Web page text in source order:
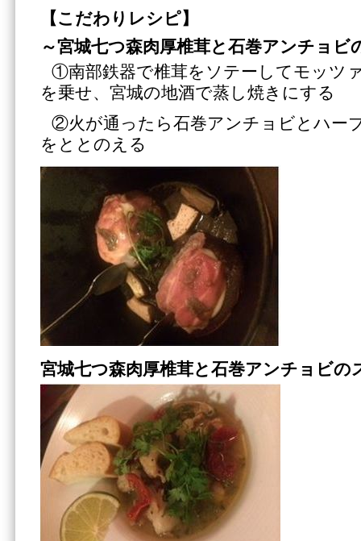
【こだわりレシピ】
～宮城七つ森肉厚椎茸と石巻アンチョビ
①南部鉄器で椎茸をソテーしてモッツ
を乗せ、宮城の地酒で蒸し焼きにする
②火が通ったら石巻アンチョビとハー
をととのえる
宮城七つ森肉厚椎茸と石巻アンチョビの